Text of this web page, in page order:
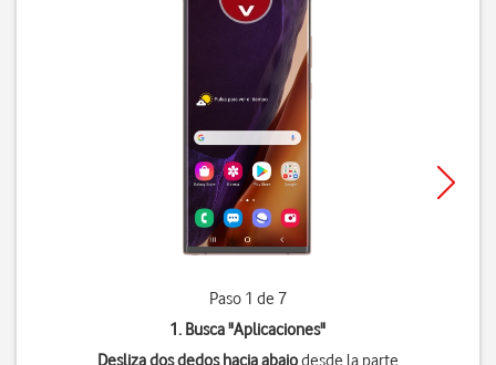
Paso 1 de 7
1. Busca "Aplicaciones"
Desliza dos dedos hacia abajodesde la parte